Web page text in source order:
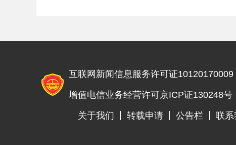
互联网新闻信息服务许可证10120170009
增值电信业务经营许可京ICP证130248号
关于我们 转载申请 公告栏 联系